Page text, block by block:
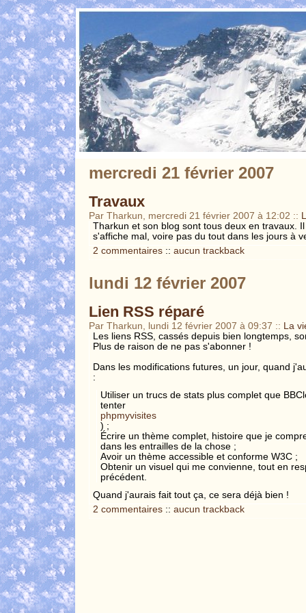
mercredi 21 février 2007
Travaux
Par Tharkun, mercredi 21 février 2007 à 12:02 ::
Tharkun et son blog sont tous deux en travaux.
s'affiche mal, voire pas du tout dans les jours à
2 commentaires :: aucun trackback
lundi 12 février 2007
Lien RSS réparé
Par Tharkun, lundi 12 février 2007 à 09:37 :: La
Les liens RSS, cassés depuis bien longtemps,
Plus de raison de ne pas s'abonner !
Dans les modifications futures, un jour, quand
:
Utiliser un trucs de stats plus complet que
tenter
phpmyvisites
) ;
Écrire un thème complet, histoire que je
dans les entrailles de la chose ;
Avoir un thème accessible et conforme W3C ;
Obtenir un visuel qui me convienne, tout en
précédent.
Quand j'aurais fait tout ça, ce sera déjà bien !
2 commentaires :: aucun trackback